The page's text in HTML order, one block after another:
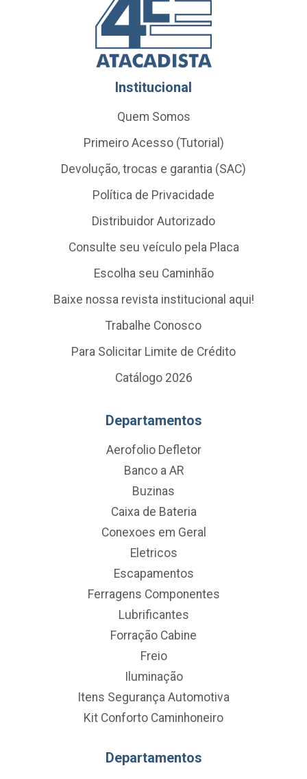
Institucional
Quem Somos
Primeiro Acesso (Tutorial)
Devolução, trocas e garantia (SAC)
Política de Privacidade
Distribuidor Autorizado
Consulte seu veículo pela Placa
Escolha seu Caminhão
Baixe nossa revista institucional aqui!
Trabalhe Conosco
Para Solicitar Limite de Crédito
Catálogo 2026
Departamentos
Aerofolio Defletor
Banco a AR
Buzinas
Caixa de Bateria
Conexoes em Geral
Eletricos
Escapamentos
Ferragens Componentes
Lubrificantes
Forração Cabine
Freio
Iluminação
Itens Segurança Automotiva
Kit Conforto Caminhoneiro
Departamentos